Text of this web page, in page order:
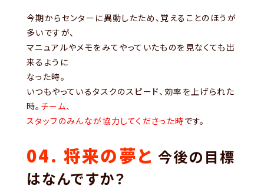
今期からセンターに異動したため、覚えることのほうが
多いですが、
マニュアルやメモをみてやっていたものを見なくても出
来るように
なった時。
いつもやっているタスクのスピード、効率を上げられた
時。 チーム、
スタッフのみんなが協力してくださった時です。
04. 将来の夢と 今後の目標
はなんですか？